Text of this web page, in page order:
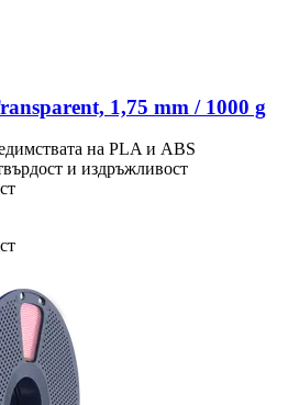
1,75 mm / 1000 g
на PLA и ABS
и издръжливост